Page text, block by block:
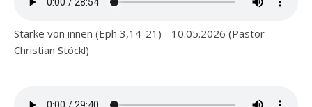
Stärke von innen (Eph 3,14-21) - 10.05.2026 (Pastor
Christian Stöckl)